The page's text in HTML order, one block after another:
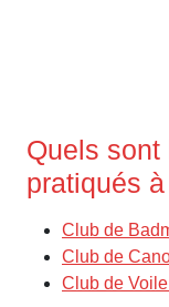
Quels sont
pratiqués
Club de
Club de
Club de